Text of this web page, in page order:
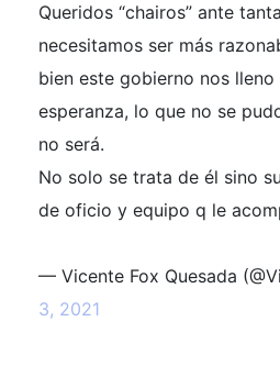
Queridos “chairos” ante
necesitamos ser más
bien este gobierno nos
esperanza, lo que no se
no será.
No solo se trata de él sino
de oficio y equipo q le
— Vicente Fox Quesada
3, 2021